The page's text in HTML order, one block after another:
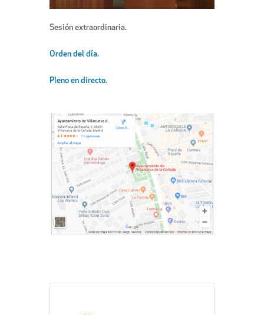
Sesión extraordinaria.
Orden del día.
Pleno en directo.